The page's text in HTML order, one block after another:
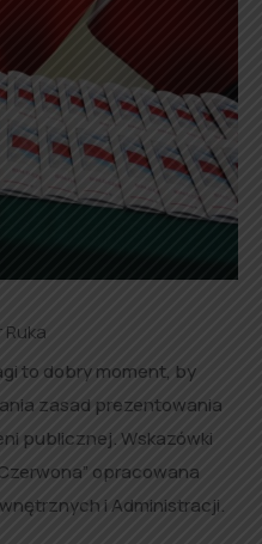
to dobry moment, by
zasad prezentowania
publicznej. Wskazówki
opracowana
i Administracji.